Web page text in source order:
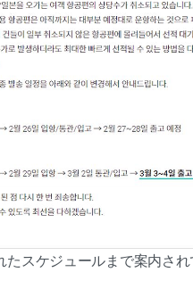
たスケジュールまで案内さ